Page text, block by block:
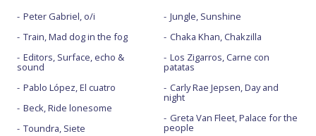
Peter Gabriel, o/i
Train, Mad dog in the fog
Editors, Surface, echo &
sound
Pablo López, El cuatro
Beck, Ride lonesome
Toundra, Siete
Jungle, Sunshine
Chaka Khan, Chakzilla
Los Zigarros, Carne con
patatas
Carly Rae Jepsen, Day and
night
Greta Van Fleet, Palace for the
people